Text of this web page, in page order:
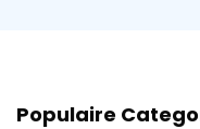
Populaire